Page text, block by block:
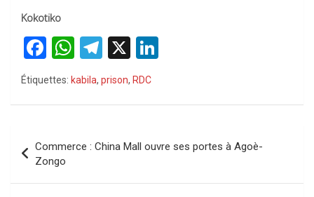
Kokotiko
F
a
ce
o
o
k
W
h
at
A
p
T
el
e
a
X
n
Étiquettes: kabila, prison, RDC
de
l’article
Commerce : China Mall ouvre ses portes à Agoè-
Zongo